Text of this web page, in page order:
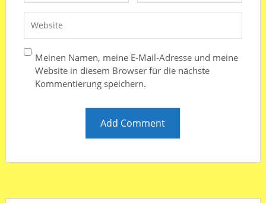
Meinen Namen, meine E-Mail-Adresse und meine
Website in diesem Browser für die nächste
Kommentierung speichern.